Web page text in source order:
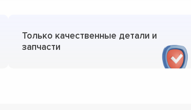
Только качественные детали и
запчасти